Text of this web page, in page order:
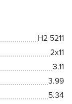
H2 5211
2x11
3.11
3.99
5.34